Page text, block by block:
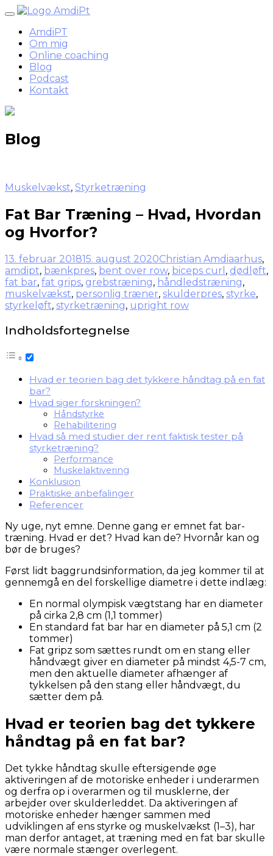
Skip
contentAmdiPT
Om mig
Online coaching
Blog
Podcast
Kontakt
Blog
Muskelvækst, Styrketræning
Fat Bar Træning – Hvad, Hvordan
og Hvorfor?
13. februar 201815. august 2020Christian Amdiaarhus,
amdipt, bænkpres, bent over row, biceps curl , dødløft,
fat bar, fat grips, grebstræning, håndledstræning,
muskelvækst, personlig træner, skulderpres, styrke,
styrkeløft, styrketræning, upright row
Indholdsfortegnelse
Hvad er teorien bag det tykkere håndtag på en fat
bar?
Hvad siger forskningen?
Håndstyrke
Rehabilitering
Hvad så med studier der rent faktisk tester på
styrketræning?
Performance
Muskelaktivering
Konklusion
Praktiske anbefalinger
Referencer
Ny uge, nyt emne. Denne gang er emnet fat bar-
træning. Hvad er det? Hvad kan de? Hvornår kan og
bør de bruges?
Først lidt baggrundsinformation, da jeg kommer til at
gennemgå en del forskellige diametre i dette indlæg:
En normal olympisk vægtstang har en diameter
på cirka 2,8 cm (1,1 tommer)
En standard fat bar har en diameter på 5,1 cm (2
tommer)
Fat gripz som sættes rundt om en stang eller
håndvægt giver en diameter på mindst 4,5-7 cm,
men den aktuelle diameter afhænger af
tykkelsen på den stang eller håndvægt, du
sætter dem på.
Hvad er teorien bag det tykkere
håndtag på en fat bar?
Det tykke håndtag skulle eftersigende øge
aktiveringen af de motoriske enheder i underarmen
og derfra op i overarmen og til musklerne, der
arbejder over skulderleddet. Da aktiveringen af
motoriske enheder hænger sammen med
udviklingen af ens styrke og muskelvækst (1–3), har
man derfor antaget, at træning med en fat bar skulle
være normale stænger overlegent.